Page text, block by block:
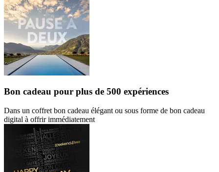
Bon cadeau pour plus de 500 expériences
Dans un coffret bon cadeau élégant ou sous forme de bon cadeau
digital à offrir immédiatement